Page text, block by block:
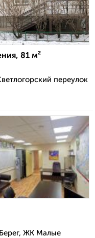
81 м²
переулок
ЖК Малые